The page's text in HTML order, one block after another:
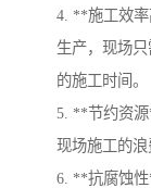
4. **施工效
生产，现场
的施工时间。
5. **节约资
现场施工的浪
6. **抗腐蚀